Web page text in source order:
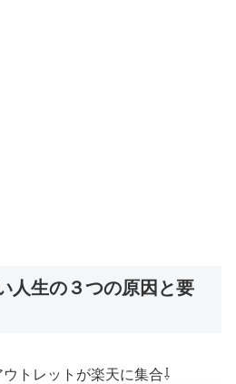
人生の３つの原因と要
トレットが楽天に集合⇩